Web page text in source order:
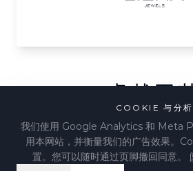
COOKIE 与分析
我们使用 Google Analytics 和 Meta
用本网站，并衡量我们的广告效果。
置。您可以随时通过页脚撤回同意。
卓越工
在LIÉNA JEWELS，每件作品都是珠
们拥有数十年经验的大师工匠以坚定不
制作每件作品。